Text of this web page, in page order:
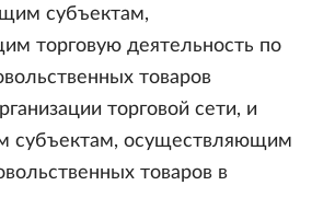
субъектам,
торговую деятельность по
товаров
торговой сети, и
субъектам, осуществляющим
товаров в